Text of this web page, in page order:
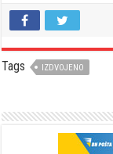
Tags IZDVOJENO